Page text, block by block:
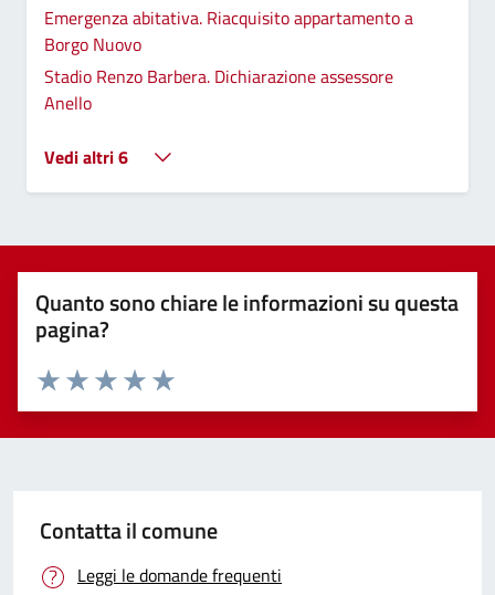
Emergenza abitativa. Riacquisito appartamento a
Borgo Nuovo
Stadio Renzo Barbera. Dichiarazione assessore
Anello
Vedi altri 6
Quanto sono chiare le informazioni su questa
pagina?
Valuta 5 stelle su 5
Valuta 4 stelle su 5
Valuta 3 stelle su 5
Valuta 2 stelle su 5
Valuta 1 stelle su 5
Contatta il comune
Leggi le domande frequenti